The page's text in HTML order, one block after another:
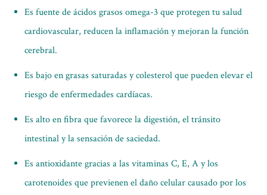
Es fuente de ácidos grasos omega-3 que protegen tu salud
cardiovascular, reducen la inflamación y mejoran la función
cerebral.
Es bajo en grasas saturadas y colesterol que pueden elevar el
riesgo de enfermedades cardíacas.
Es alto en fibra que favorece la digestión, el tránsito
intestinal y la sensación de saciedad.
Es antioxidante gracias a las vitaminas C, E, A y los
carotenoides que previenen el daño celular causado por los